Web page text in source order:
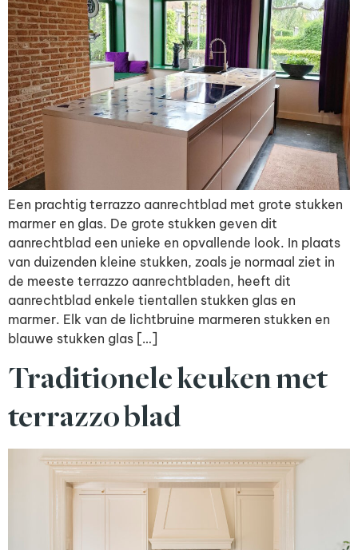
Een prachtig terrazzo aanrechtblad met grote stukken
marmer en glas. De grote stukken geven dit
aanrechtblad een unieke en opvallende look. In plaats
van duizenden kleine stukken, zoals je normaal ziet in
de meeste terrazzo aanrechtbladen, heeft dit
aanrechtblad enkele tientallen stukken glas en
marmer. Elk van de lichtbruine marmeren stukken en
blauwe stukken glas […]
Traditionele keuken met
terrazzo blad